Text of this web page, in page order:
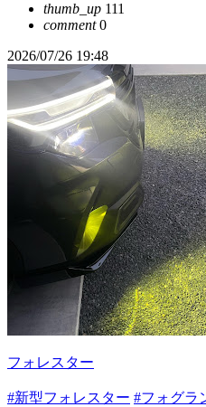
thumb_up 111
comment0
2026/07/26 19:48
フォレスター
#新型フォレスター #フォグラ